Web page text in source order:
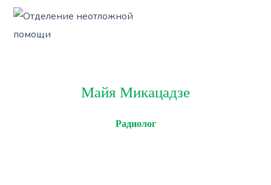
Майя Микацадзе
Радиолог